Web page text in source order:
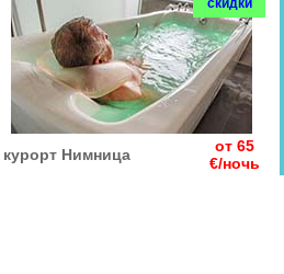
скидки
курорт Нимница
от 65
€/ночь